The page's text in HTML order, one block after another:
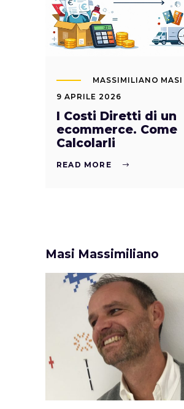
MASSIMILIANO MASI
9 APRILE 2026
I Costi Diretti di un
ecommerce. Come
Calcolarli
READ MORE
Masi Massimiliano